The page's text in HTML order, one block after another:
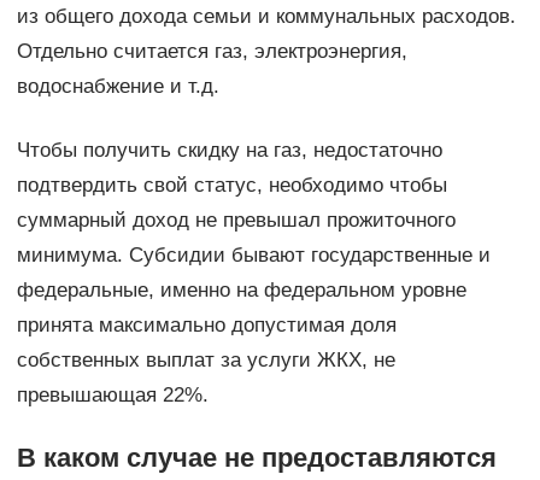
из общего дохода семьи и коммунальных расходов.
Отдельно считается газ, электроэнергия,
водоснабжение и т.д.
Чтобы получить скидку на газ, недостаточно
подтвердить свой статус, необходимо чтобы
суммарный доход не превышал прожиточного
минимума. Субсидии бывают государственные и
федеральные, именно на федеральном уровне
принята максимально допустимая доля
собственных выплат за услуги ЖКХ, не
превышающая 22%.
В каком случае не предоставляются